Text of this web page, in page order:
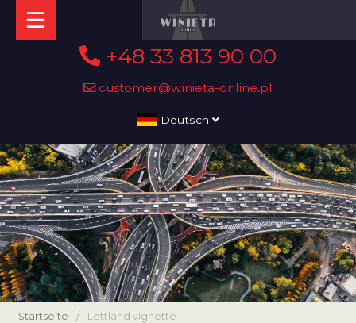
+48 33 813 90 00
customer@winieta-online.pl
Deutsch
Startseite / Lettland vignette